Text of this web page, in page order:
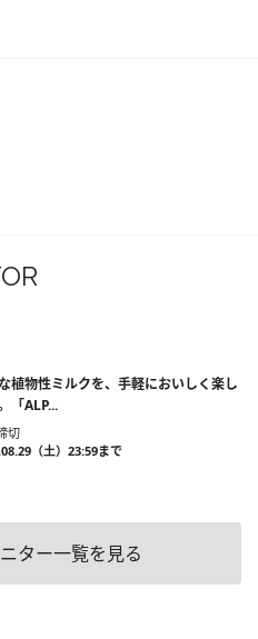
植物性ミルクを、手軽においしく楽し
「ALP...
切
（土）23:59まで
ター一覧を見る